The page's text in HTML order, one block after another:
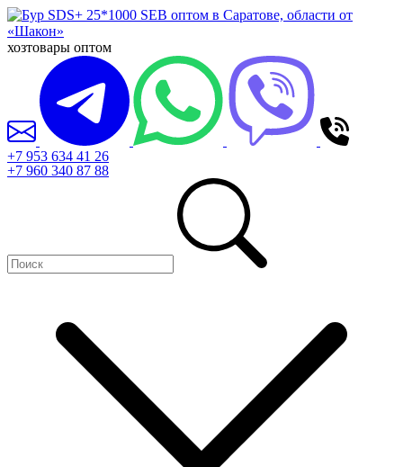
хозтовары оптом
+7 953 634 41 26
+7 960 340 87 88